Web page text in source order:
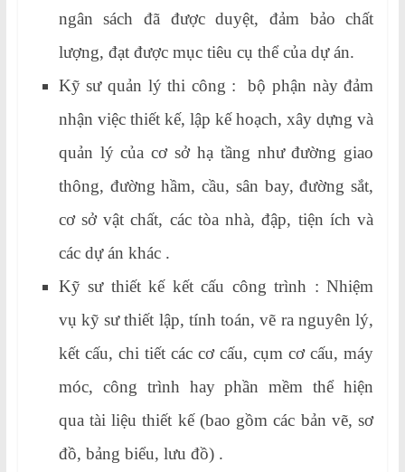
ngân sách đã được duyệt, đảm bảo chất
lượng, đạt được mục tiêu cụ thể của dự án.
Kỹ sư quản lý thi công : bộ phận này đảm
nhận việc thiết kế, lập kế hoạch, xây dựng và
quản lý của cơ sở hạ tầng như đường giao
thông, đường hầm, cầu, sân bay, đường sắt,
cơ sở vật chất, các tòa nhà, đập, tiện ích và
các dự án khác .
Kỹ sư thiết kế kết cấu công trình : Nhiệm
vụ kỹ sư thiết lập, tính toán, vẽ ra nguyên lý,
kết cấu, chi tiết các cơ cấu, cụm cơ cấu, máy
móc, công trình hay phần mềm thể hiện
qua tài liệu thiết kế (bao gồm các bản vẽ, sơ
đồ, bảng biểu, lưu đồ) .